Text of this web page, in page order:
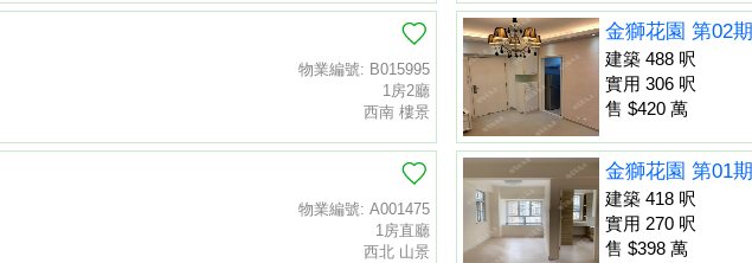
物業編號: B015995
1房2廳
西南 樓景
物業編號: A001475
1房直廳
西北 山景
金獅花園 第02期
建築 488 呎
實用 306 呎
售 $420 萬
金獅花園 第01期
建築 418 呎
實用 270 呎
售 $398 萬